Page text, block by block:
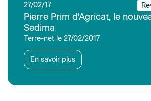
27/02/17
Pierre Prim d'Agricat, le
Sedima
Terre-net le 27/02/2017
En savoir plus